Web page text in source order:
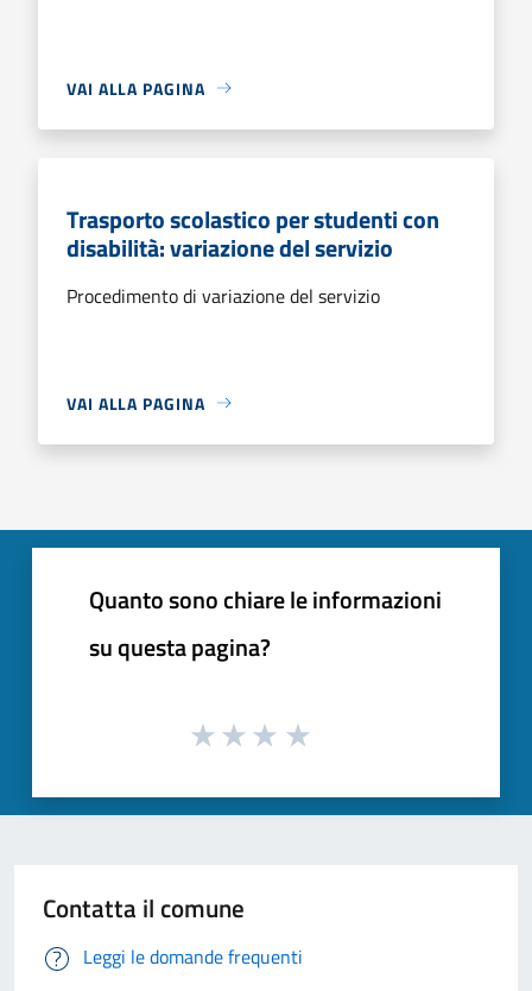
VAI ALLA PAGINA
Trasporto scolastico per studenti con
disabilità: variazione del servizio
Procedimento di variazione del servizio
VAI ALLA PAGINA
Quanto sono chiare le informazioni
su questa pagina?
Contatta il comune
Leggi le domande frequenti